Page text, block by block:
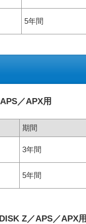
5年間
／APX用
期間
3年間
5年間
Z／APS／APX用